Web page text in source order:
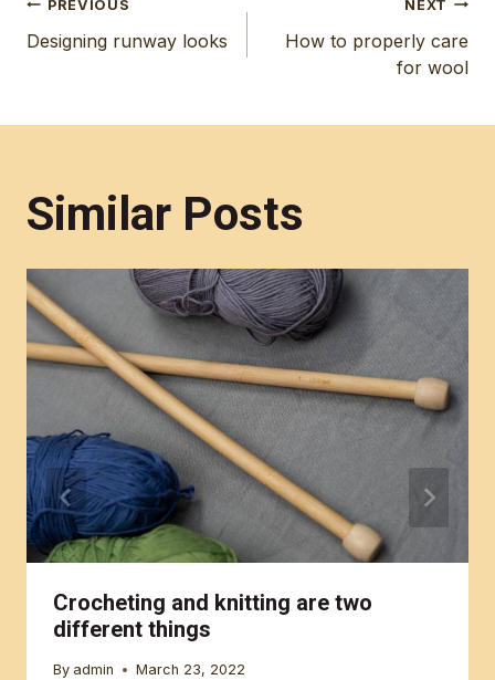
Post
PREVIOUS
Designing runway looks
NEXT
How to properly care
for wool
Similar Posts
Crocheting and knitting are two
different things
By admin March 23, 2022